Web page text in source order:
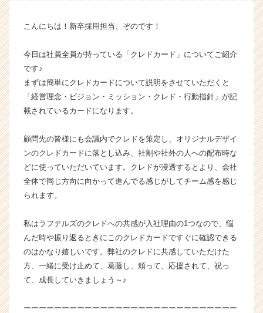
か
カ
ト
が
届
活
サ
イ
ト
キ
リ
ア
（C
h
e
こんにちは！新卒採用担当、ぞのです！
今日は社員全員が持っている「クレドカード」についてご紹介
です♪
まずは簡単にクレドカードについて説明をさせていただくと
「経営理念・ビジョン・ミッション・クレド・行動指針」が記
載されているカードになります。
顧問先の皆様にも会議内でクレドを策定し、オリジナルデザイ
ンのクレドカードに落とし込み、社割や社外の人への配布時な
どに使っていただいています。クレドが浸透するとより、会社
全体で同じ方向に向かって進んでる感じがしてチーム感を感じ
られます。
私はラフテルズのクレドへの共感が入社理由の1つなので、悩
んだ時や振り返るときにこのクレドカードですぐに確認できる
のはかなり嬉しいです。弊社のクレドに共感していただけた
方、一緒に受け止めて、葛藤し、頼って、応援されて、祝っ
て、成長していきましょう～♪
ーーーーーーーーーーーーーーーーーーーーーーーーーーーー